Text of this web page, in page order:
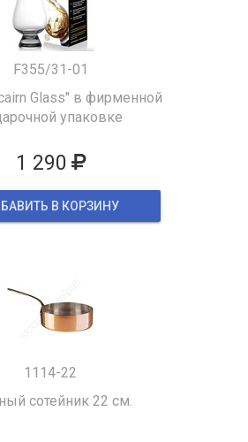
F355/31-01
Glass" в фирменной
упаковке
1 290
В КОРЗИНУ
1114-22
сотейник 22 см.